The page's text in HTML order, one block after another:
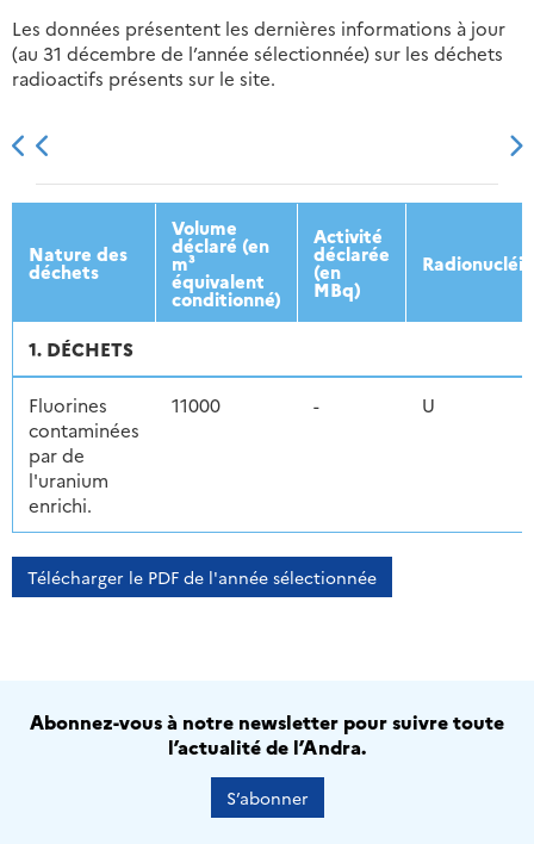
Les données présentent les dernières informations à jour
(au 31 décembre de l’année sélectionnée) sur les déchets
radioactifs présents sur le site.
2013 2014 2015 2016
Nature des
déchets
Volume
déclaré (en
m³
équivalent
conditionné)
Activité
déclarée
(en
MBq)
1. DÉCHETS
Fluorines
contaminées
par de
l'uranium
enrichi.
11000 - U
Télécharger le PDF de l'année sélectionnée
Abonnez-vous à notre newsletter pour suivre toute
l’actualité de l’Andra.
S’abonner